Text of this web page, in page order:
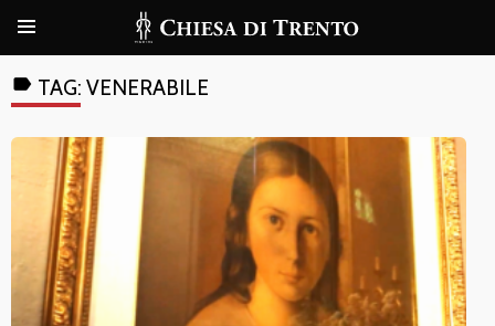
label TAG: VENERABILE